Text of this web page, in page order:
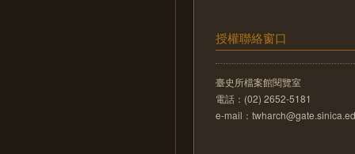
授權聯絡窗口
臺史所檔案館閱覽室
電話：(02) 2652-5181
e-mail：